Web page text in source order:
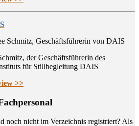
der Geschäftsführerin des
für Stillbegleitung DAIS
>>
noch nicht im Ver­zeich­nis regis­triert? Als